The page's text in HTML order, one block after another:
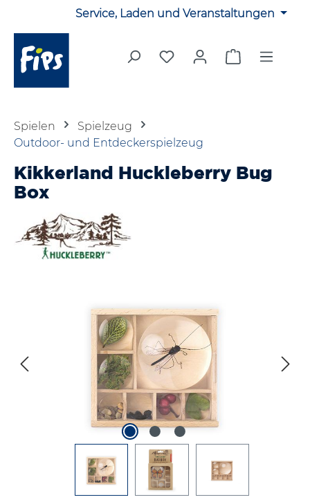
Zum Hauptinhalt springenService, Laden und Veranstaltungen
Du hast 0 Produkte auf
Warenkorb
Spielen
Spielzeug
Outdoor- und Entdeckerspielzeug
Kikkerland Huckleberry Bug
Box